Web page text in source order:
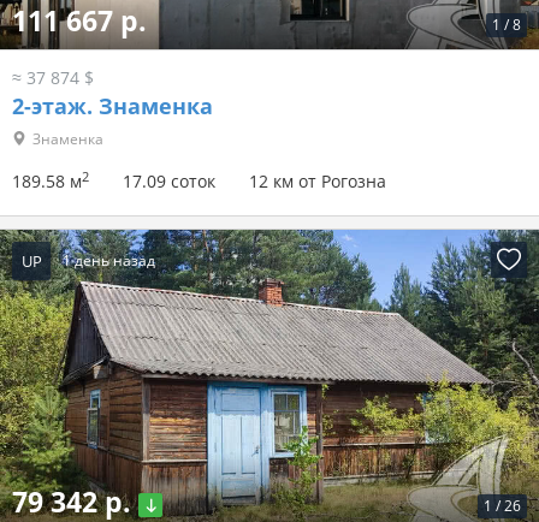
1 /8
111 667 р.
≈ 37 874 $
2-этаж. Знаменка
Знаменка
189.58 м2 17.09 соток 12 км от Рогозна
UP 1 день назад
1 /26
79 342 р.